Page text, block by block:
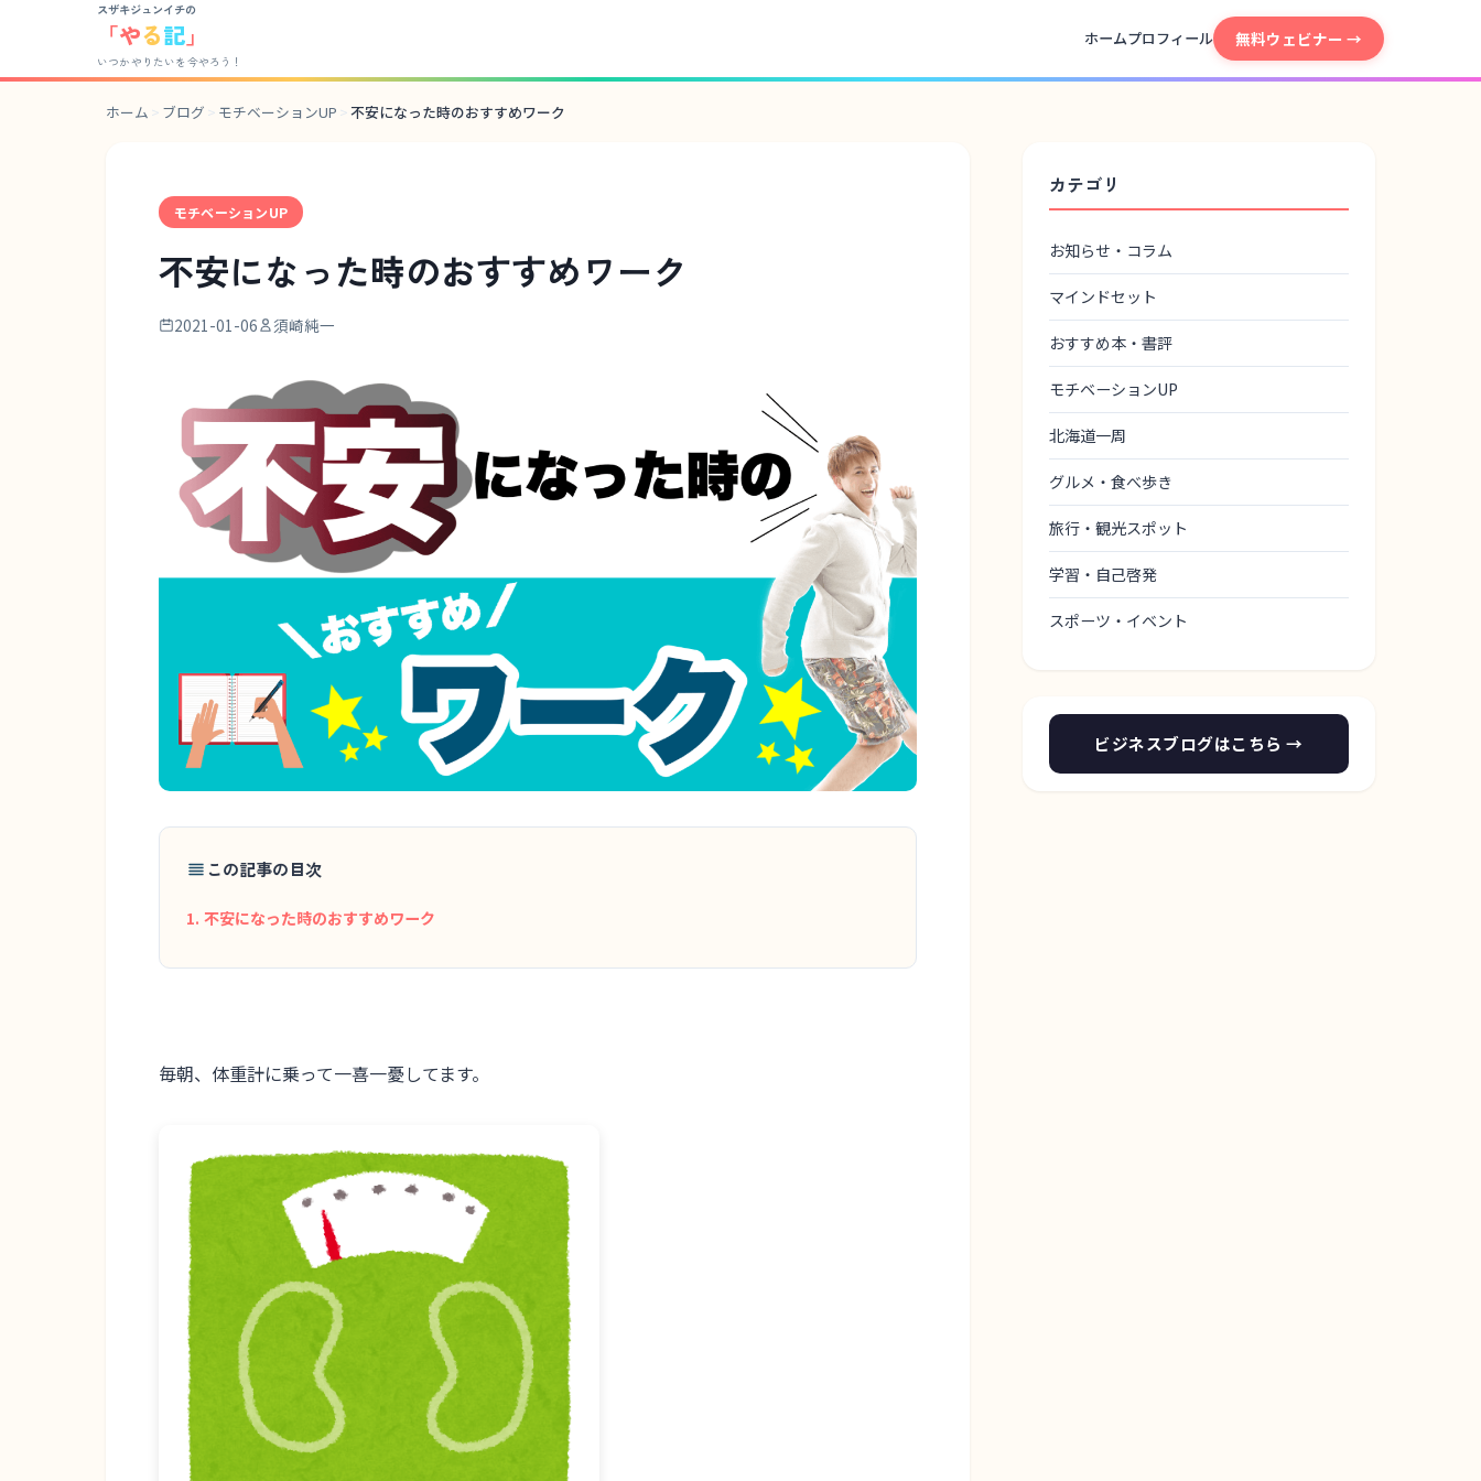
スザキジュンイチの
「やる記 」
いつかやりたいを今やろう！
ホームプロフィール 無料ウェビナー →
ホーム > ブログ > モチベーションUP >不安になった時のおすすめワーク
モチベーションUP
不安になった時のおすすめワーク
2021-01-06 須崎純一
この記事の目次
不安になった時のおすすめワーク
毎朝、 体重計に乗って一喜一憂してます。
カテゴリ
お知らせ・コラム
マインドセット
おすすめ本・書評
モチベーションUP
北海道一周
グルメ・食べ歩き
旅行・観光スポット
学習・自己啓発
スポーツ・イベント
ビジネスブログはこちら →